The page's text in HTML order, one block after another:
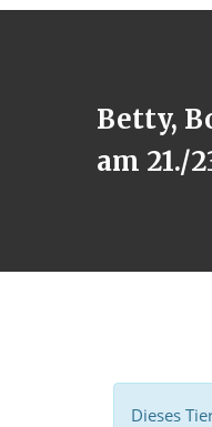
Betty,
am 21./
Dieses